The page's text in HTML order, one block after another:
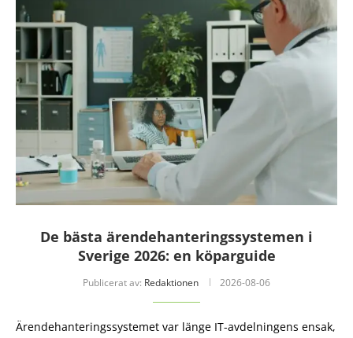
De bästa ärendehanteringssystemen i
Sverige 2026: en köparguide
Publicerat av: Redaktionen 2026-08-06
Ärendehanteringssystemet var länge IT-avdelningens ensak,